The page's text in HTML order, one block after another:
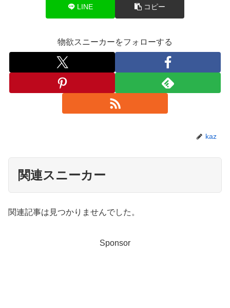
LINE コピー
物欲スニーカーをフォローする
kaz
関連スニーカー
関連記事は見つかりませんでした。
Sponsor